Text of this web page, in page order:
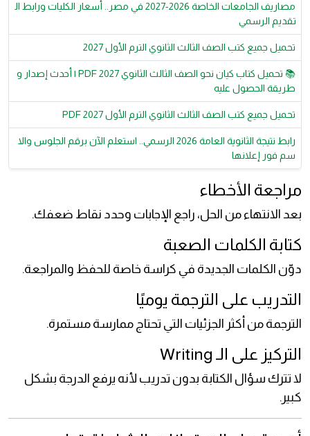
مصاريف الجامعات الخاصة 2026-2027 في مصر.. أسعار الكليات ورابط ال
تقديم الرسمي
تحميل جميع كتب الصف الثالث الثانوي الترم الأول 2027
📚 تحميل كتاب كيان نحو الصف الثالث الثانوي 2027 PDF | أحدث إصدار و
طريقة الحصول عليه
تحميل جميع كتب الصف الثالث الثانوي الترم الأول 2027 PDF
رابط نتيجة الثانوية العامة 2026 الرسمي.. استعلم الآن برقم الجلوس والا
سم فور إعلانها
مراجعة الأخطاء
بعد الانتهاء من الحل، راجع الإجابات وحدد نقاط ضعفك.
كتابة الكلمات الصعبة
دوّن الكلمات الجديدة في كراسة خاصة للحفظ والمراجعة.
التدريب على الترجمة يوميًا
الترجمة من أكثر الجزئيات التي تحتاج ممارسة مستمرة.
التركيز على الـ Writing
لا تترك سؤال الكتابة بدون تدريب لأنه يرفع الدرجة بشكل
كبير.